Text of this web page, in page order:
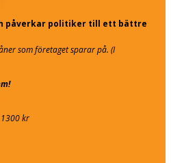
påverkar politiker till ett bättre
som företaget sparar på. (I
kr